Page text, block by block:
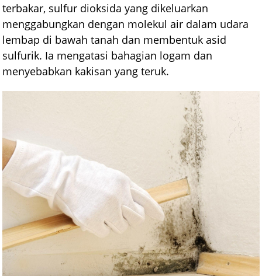
terbakar, sulfur dioksida yang dikeluarkan
menggabungkan dengan molekul air dalam udara
lembap di bawah tanah dan membentuk asid
sulfurik. Ia mengatasi bahagian logam dan
menyebabkan kakisan yang teruk.